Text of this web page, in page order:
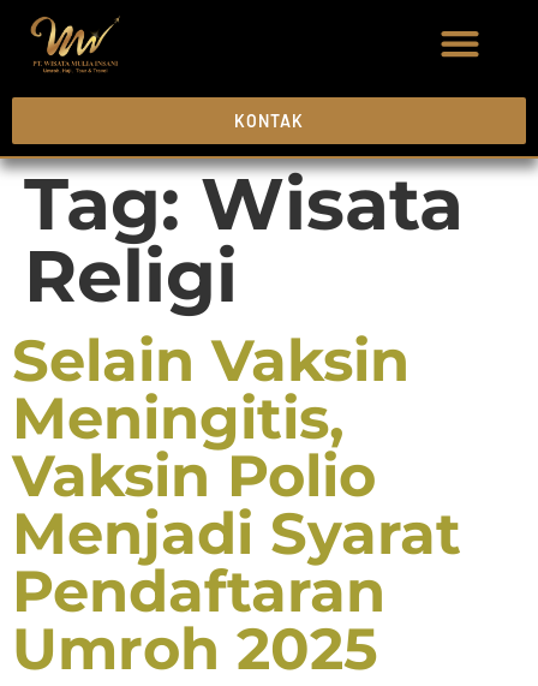
KONTAK
Tag:Wisata
Religi
Selain Vaksin
Meningitis,
Vaksin Polio
Menjadi Syarat
Pendaftaran
Umroh 2025